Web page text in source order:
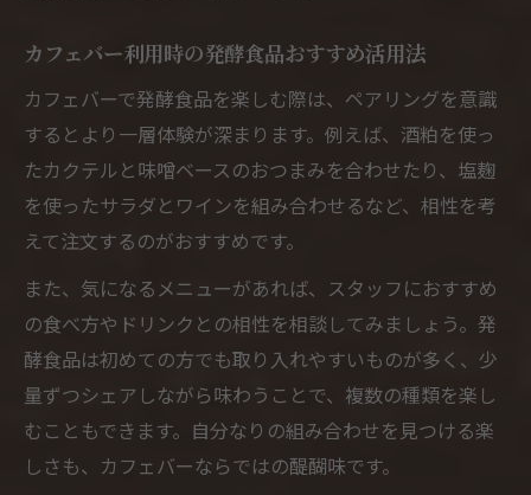
発酵食品とカフェバーが創る新しい地域文
カフェバーで発酵食品を深掘りする新体験
カフェバーで発酵食品の奥深さを体験する
方法
発酵食品好きがカフェバーで得られる新発
見
発酵食品の魅力をカフェバーで深く知る体
験談
カフェバーで広がる発酵食品の探究の楽し
み方
発酵食品に夢中になれるカフェバーの活用
カフェバー利用時の発酵食品おすすめ活用法
カフェバーで発酵食品を楽しむ際は、ペアリングを意識
するとより一層体験が深まります。例えば、酒粕を使っ
たカクテルと味噌ベースのおつまみを合わせたり、塩麹
を使ったサラダとワインを組み合わせるなど、相性を考
えて注文するのがおすすめです。
また、気になるメニューがあれば、スタッフにおすすめ
の食べ方やドリンクとの相性を相談してみましょう。発
酵食品は初めての方でも取り入れやすいものが多く、少
量ずつシェアしながら味わうことで、複数の種類を楽し
むこともできます。自分なりの組み合わせを見つける楽
しさも、カフェバーならではの醍醐味です。